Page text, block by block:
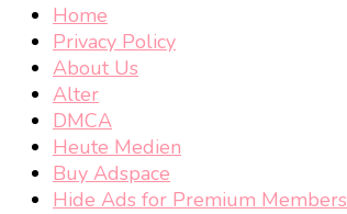
Home
Privacy Policy
About Us
Alter
DMCA
Heute Medien
Buy Adspace
Hide Ads for Premium Members